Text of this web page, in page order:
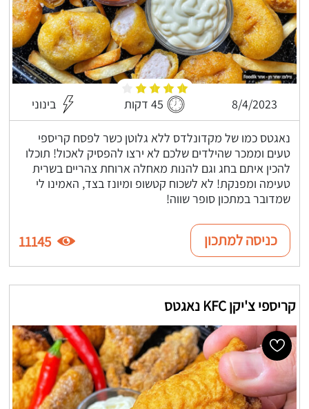
8/4/2023 45 דקות בינוני
נאגטס כמו של מקדונלדס ללא גלוטן כשר לפסח קריספי
טעים וממכר שהילדים שלכם לא ירצו להפסיק לאכול! תוכלו
להכין איתם בחג וגם להנות מאחלה ארוחת צהריים בשרית
טעימה ומפנקת! לא לשכוח קטשופ ומיונז בצד, האמינו לי
שמדובר במתכון סופר שווה!
כניסה למתכון 11145
קריספי צ'יקן KFC נאגטס